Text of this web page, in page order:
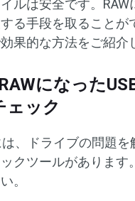
ルは安全です。RAW
る手段を取ることが
果的な方法をご紹介
になった
ェック
、ドライブの問題を
クツールがあります
。